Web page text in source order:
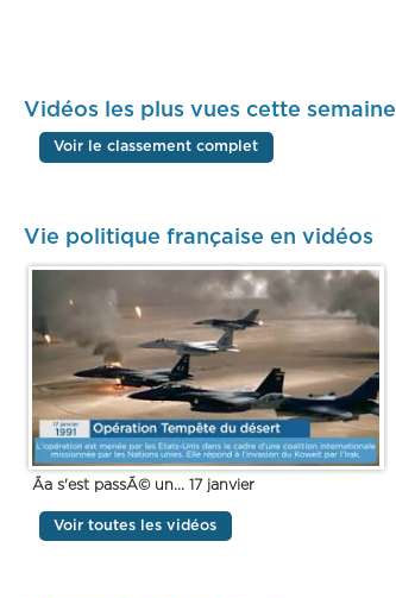
Vidéos les plus vues cette semaine
Voir le classement complet
Vie politique française en vidéos
Ãa s'est passÃ© un... 17 janvier
Voir toutes les vidéos